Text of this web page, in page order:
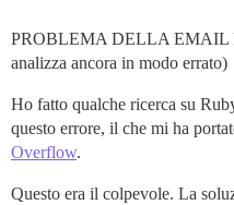
PROBLEMA DELLA EMAIL
analizza ancora in modo errato)
Ho fatto qualche ricerca su
questo errore, il che mi ha
Overflow.
Questo era il colpevole. La